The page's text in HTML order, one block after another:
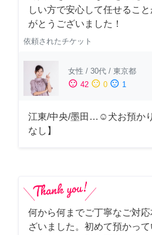
しい方で安心して任せるこ
がとうございました！
依頼されたチケット
女性 / 30代 / 東京都
sentiment_satisfied 42 sentiment_neutral 0 sentiment_dissatisfied 1
江東/中央/墨田…☺︎犬お預か
なし】
何から何までご丁寧なご対
ざいました。初めて預かっ